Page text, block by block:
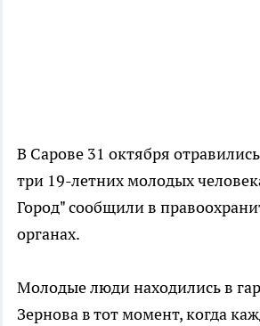
В Сарове 31 октября
три 19-летних молодых
Город" сообщили в
органах.
Молодые люди находились в
Зернова в тот момент, когда